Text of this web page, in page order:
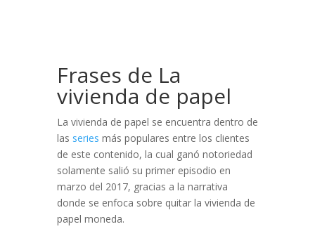
Frases de La
vivienda de papel
La vivienda de papel se encuentra dentro de
las series más populares entre los clientes
de este contenido, la cual ganó notoriedad
solamente salió su primer episodio en
marzo del 2017, gracias a la narrativa
donde se enfoca sobre quitar la vivienda de
papel moneda.